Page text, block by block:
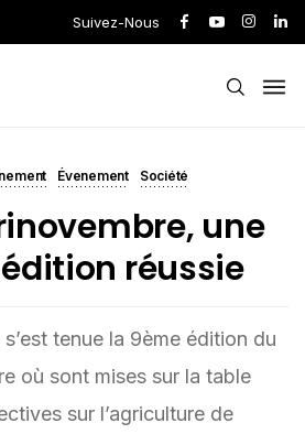
Suivez-Nous
Évenement Société
une
réussie
tenue la 9ème édition du
où sont mises sur la table
sur l’agriculture de